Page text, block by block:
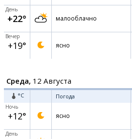
День
+22° малооблачно
Вечер
+19° ясно
Среда, 12 Августа
°C Погода
Ночь
+12° ясно
День